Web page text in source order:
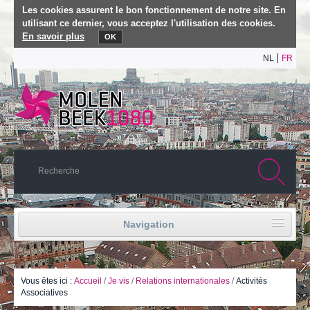
Les cookies assurent le bon fonctionnement de notre site. En
utilisant ce dernier, vous acceptez l'utilisation des cookies.
En savoir plus
OK
NL FR
Navigation
Accueil
Vie politique
Vous êtes ici : Accueil /Je vis / Relations internationales /Activités
Associatives